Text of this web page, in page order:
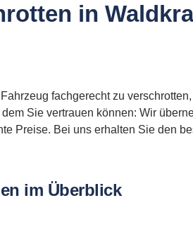
in
fachgerecht zu
Sie vertrauen können: Wir
Preise. Bei uns erhalten Sie den
im Überblick